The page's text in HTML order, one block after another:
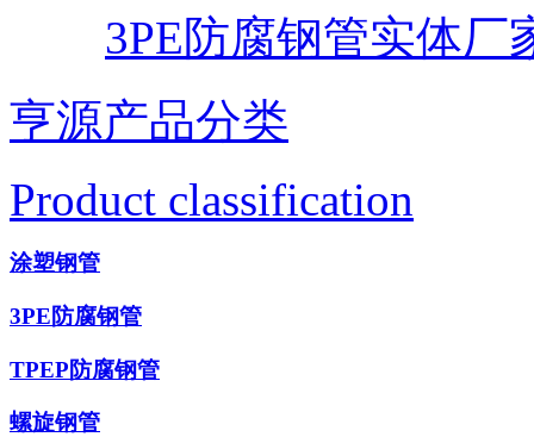
3PE防腐钢管实体厂
亨源产品分类
Product classification
涂塑钢管
3PE防腐钢管
TPEP防腐钢管
螺旋钢管